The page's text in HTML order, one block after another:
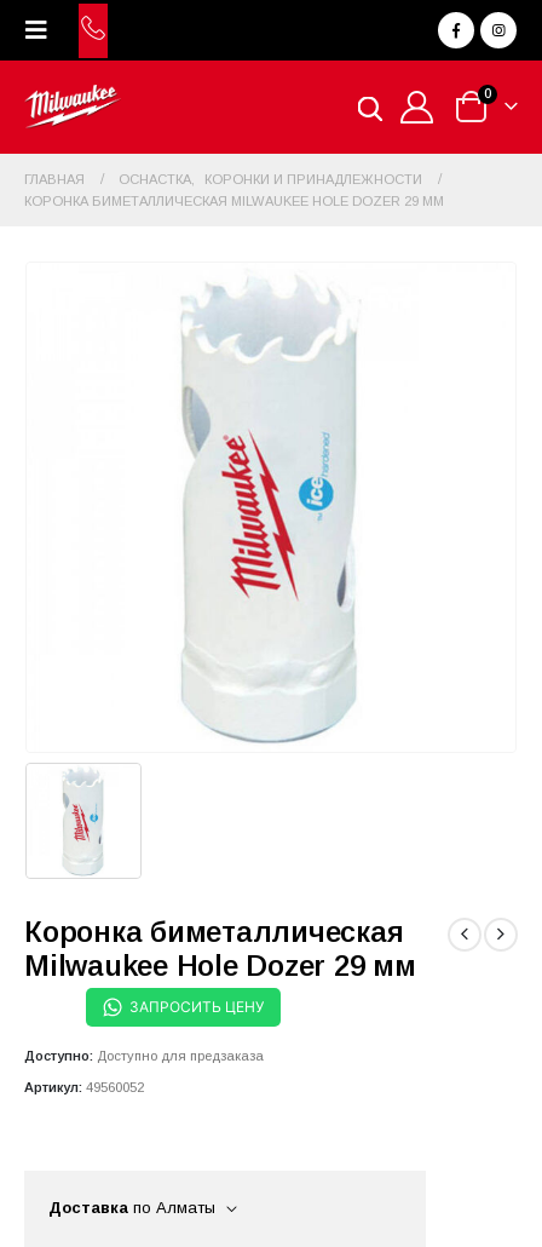
0
ГЛАВНАЯ ОСНАСТКА
КОРОНКИ И ПРИНАДЛЕЖНОСТИ
КОРОНКА БИМЕТАЛЛИЧЕСКАЯ MILWAUKEE HOLE DOZER 29 ММ
Коронка биметаллическая
Milwaukee Hole Dozer 29 мм
ЗАПРОСИТЬ ЦЕНУ
Доступно: Доступно для предзаказа
Артикул: 49560052
Доставка по Алматы